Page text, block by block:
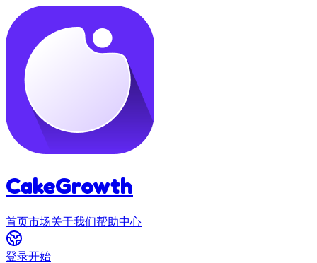
CakeGrowth
首页市场关于我们帮助中心
登录开始